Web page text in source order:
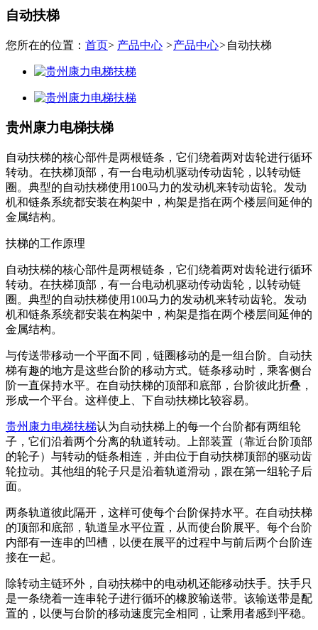
自动扶梯
您所在的位置： 首页> 产品中心 >产品中心>自动扶梯
贵州康力电梯扶梯
自动扶梯的核心部件是两根链条，它们绕着两对齿轮进行循环
转动。在扶梯顶部，有一台电动机驱动传动齿轮，以转动链
圈。典型的自动扶梯使用100马力的发动机来转动齿轮。发动
机和链条系统都安装在构架中，构架是指在两个楼层间延伸的
金属结构。
扶梯的工作原理
自动扶梯的核心部件是两根链条，它们绕着两对齿轮进行循环
转动。在扶梯顶部，有一台电动机驱动传动齿轮，以转动链
圈。典型的自动扶梯使用 100马力的发动机来转动齿轮。发动
机和链条系统都安装在构架中，构架是指在两个楼层间延伸的
金属结构。
与传送带移动一个平面不同，链圈移动的是一组台阶。自动扶
梯有趣的地方是这些台阶的移动方式。链条移动时，乘客侧台
阶一直保持水平。在自动扶梯的顶部和底部，台阶彼此折叠，
形成一个平台。这样使上、下自动扶梯比较容易。
贵州康力电梯扶梯认为自动扶梯上的每一个台阶都有两组轮
子，它们沿着两个分离的轨道转动。上部装置（靠近台阶顶部
的轮子）与转动的链条相连，并由位于自动扶梯顶部的驱动齿
轮拉动。其他组的轮子只是沿着轨道滑动，跟在第一组轮子后
面。
两条轨道彼此隔开，这样可使每个台阶保持水平。在自动扶梯
的顶部和底部，轨道呈水平位置，从而使台阶展平。每个台阶
内部有一连串的凹槽，以便在展平的过程中与前后两个台阶连
接在一起。
除转动主链环外，自动扶梯中的电动机还能移动扶手。扶手只
是一条绕着一连串轮子进行循环的橡胶输送带。该输送带是配
置的，以便与台阶的移动速度完全相同，让乘用者感到平稳。